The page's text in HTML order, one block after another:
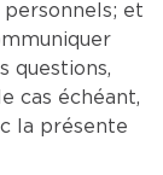
et
questions,
cas échéant,
la présente